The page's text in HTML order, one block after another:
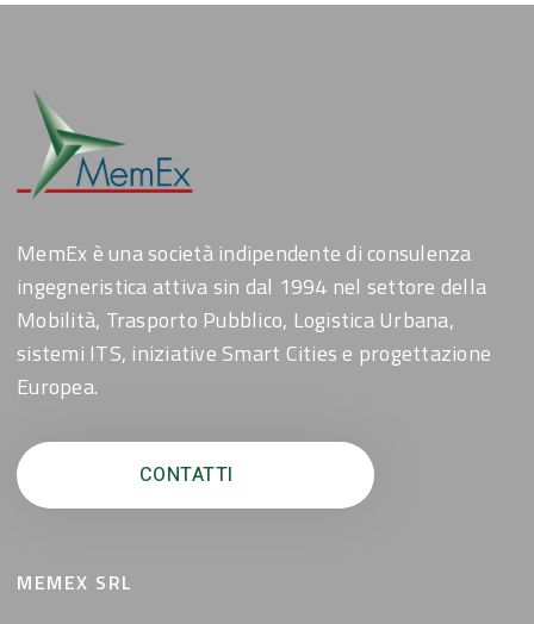
MemEx è una società indipendente di consulenza
ingegneristica attiva sin dal 1994 nel settore della
Mobilità, Trasporto Pubblico, Logistica Urbana,
sistemi ITS, iniziative Smart Cities e progettazione
Europea.
CONTATTI
MEMEX SRL